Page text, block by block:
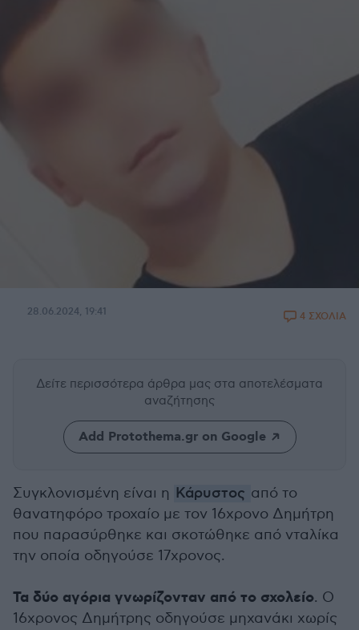
28.06.2024, 19:41 4 ΣΧΟΛΙΑ
Δείτε περισσότερα άρθρα μας στα αποτελέσματα
αναζήτησης
Add Protothema.gr on Google
Συγκλονισμένη είναι η Κάρυστος από το
θανατηφόρο τροχαίο με τον 16χρονο Δημήτρη
που παρασύρθηκε και σκοτώθηκε από νταλίκα
την οποία οδηγούσε 17χρονος.
Τα δύο αγόρια γνωρίζονταν από το σχολείο. Ο
16χρονος Δημήτρης οδηγούσε μηχανάκι χωρίς